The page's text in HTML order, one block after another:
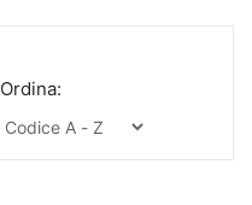
Ordina: